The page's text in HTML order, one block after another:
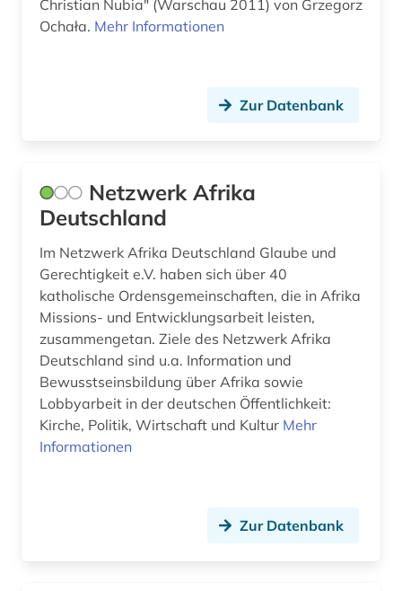
mythologie (1)
nichtstaatliche organisation (1)
nigeria (1)
nordafrika (6)
nordostafrika (1)
nutzpflanzen (1)
online-publikation (2)
orientalistik (5)
Christian Nubia" (Warschau 2011) von Grzegorz
Ochała. Mehr Informationen
Zur Datenbank
Netzwerk Afrika
Deutschland
Im Netzwerk Afrika Deutschland Glaube und
Gerechtigkeit e.V. haben sich über 40
katholische Ordensgemeinschaften, die in Afrika
Missions- und Entwicklungsarbeit leisten,
zusammengetan. Ziele des Netzwerk Afrika
Deutschland sind u.a. Information und
Bewusstseinsbildung über Afrika sowie
Lobbyarbeit in der deutschen Öffentlichkeit:
Kirche, Politik, Wirtschaft und Kultur Mehr
Informationen
Zur Datenbank